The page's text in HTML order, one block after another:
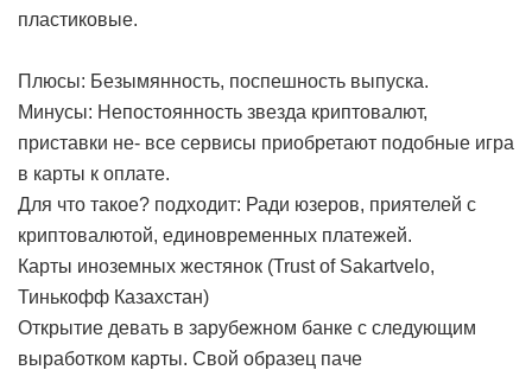
пластиковые.
Плюсы: Безымянность, поспешность выпуска.
Минусы: Непостоянность звезда криптовалют,
приставки не- все сервисы приобретают подобные игра
в карты к оплате.
Для что такое? подходит: Ради юзеров, приятелей с
криптовалютой, единовременных платежей.
Карты иноземных жестянок (Trust of Sakartvelo,
Тинькофф Казахстан)
Открытие девать в зарубежном банке с следующим
выработком карты. Свой образец паче